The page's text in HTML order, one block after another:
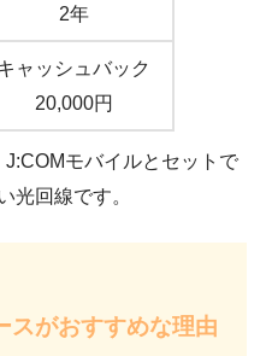
2年
ャッシュバック
20,000円
モバイルとセットで
光回線です。
がおすすめな理由